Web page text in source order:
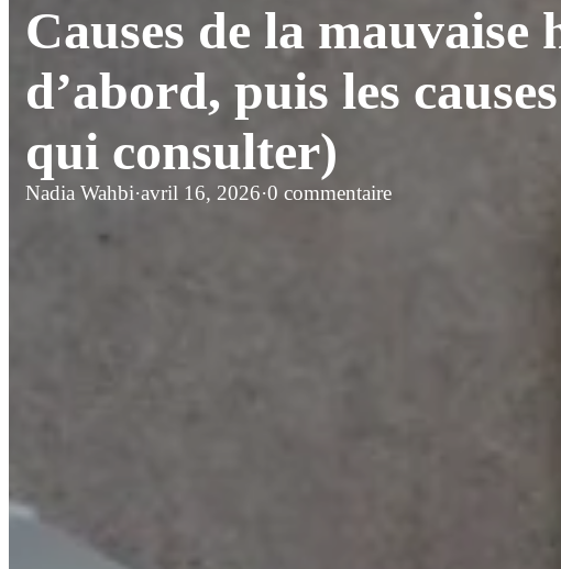
Causes de la
d’abord, puis les
qui consulter)
Nadia Wahbi·avril 16, 2026·0 commentaire